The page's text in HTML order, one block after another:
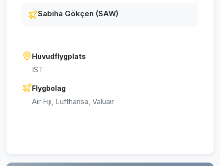
Sabiha Gökçen (SAW)
Huvudflygplats
IST
Flygbolag
Air Fiji, Lufthansa, Valuair